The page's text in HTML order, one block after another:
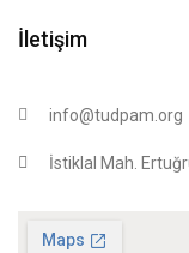
İletişim
info@tudpam.org
İstiklal Mah.